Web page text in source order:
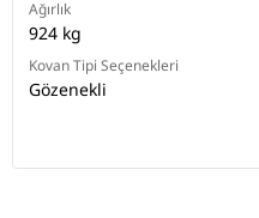
Ağırlık
924 kg
Kovan Tipi Seçenekleri
Gözenekli